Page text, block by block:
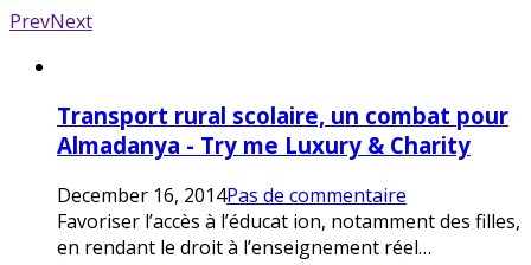
PrevNext
Transport rural scolaire, un combat pour
Almadanya - Try me Luxury & Charity
December 16, 2014Pas de commentaire
Favoriser l’accès à l’éducat ion, notamment des filles,
en rendant le droit à l’enseignement réel…